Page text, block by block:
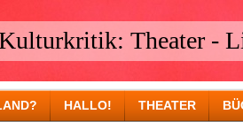
Theater -
HALLO! THEATER